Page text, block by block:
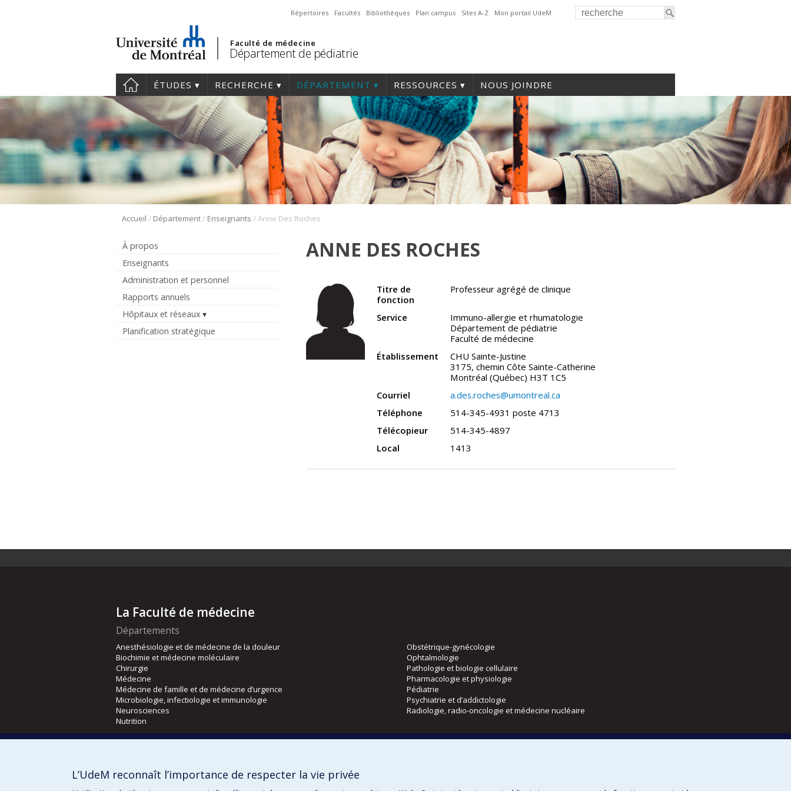
Répertoires Facultés Bibliothèques Plan campus Sites A-Z Mon portail UdeM
Faculté de médecine
Département de pédiatrie
ÉTUDES RECHERCHE DÉPARTEMENT RESSOURCES NOUS JOINDRE
Accueil / Département/ Enseignants /Anne Des Roches
À propos
Enseignants
Administration et personnel
Rapports annuels
Hôpitaux et réseaux
Planification stratégique
ANNE DES ROCHES
Titre de
fonction
Professeur agrégé de clinique
Service
Immuno-allergie et rhumatologie
Département de pédiatrie
Faculté de médecine
Établissement
CHU Sainte-Justine
3175, chemin Côte Sainte-Catherine
Montréal (Québec) H3T 1C5
Courriel
a.des.roches@umontreal.ca
Téléphone
514-345-4931 poste 4713
Télécopieur
514-345-4897
Local
1413
La Faculté de médecine
Départements
Anesthésiologie et de médecine de la douleur
Biochimie et médecine moléculaire
Chirurgie
Médecine
Médecine de famille et de médecine d’urgence
Microbiologie, infectiologie et immunologie
Neurosciences
Nutrition
Obstétrique-gynécologie
Ophtalmologie
Pathologie et biologie cellulaire
Pharmacologie et physiologie
Pédiatrie
Psychiatrie et d’addictologie
Radiologie, radio-oncologie et médecine nucléaire
Orthophonie et audiologie
L’UdeM reconnaît l’importance de respecter la vie privée